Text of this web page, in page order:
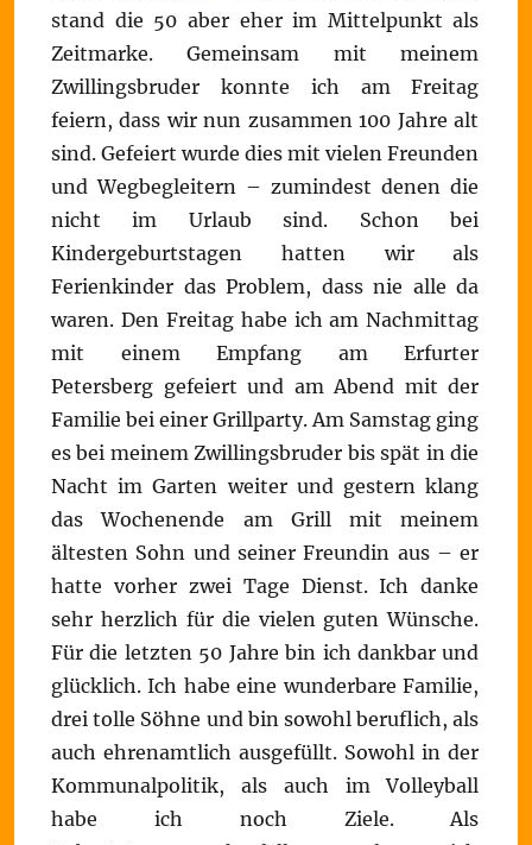
stand die 50 aber eher im Mittelpunkt als
Zeitmarke. Gemeinsam mit meinem
Zwillingsbruder konnte ich am Freitag
feiern, dass wir nun zusammen 100 Jahre alt
sind. Gefeiert wurde dies mit vielen Freunden
und Wegbegleitern – zumindest denen die
nicht im Urlaub sind. Schon bei
Kindergeburtstagen hatten wir als
Ferienkinder das Problem, dass nie alle da
waren. Den Freitag habe ich am Nachmittag
mit einem Empfang am Erfurter
Petersberg gefeiert und am Abend mit der
Familie bei einer Grillparty. Am Samstag ging
es bei meinem Zwillingsbruder bis spät in die
Nacht im Garten weiter und gestern klang
das Wochenende am Grill mit meinem
ältesten Sohn und seiner Freundin aus – er
hatte vorher zwei Tage Dienst. Ich danke
sehr herzlich für die vielen guten Wünsche.
Für die letzten 50 Jahre bin ich dankbar und
glücklich. Ich habe eine wunderbare Familie,
drei tolle Söhne und bin sowohl beruflich, als
auch ehrenamtlich ausgefüllt. Sowohl in der
Kommunalpolitik, als auch im Volleyball
habe ich noch Ziele. Als